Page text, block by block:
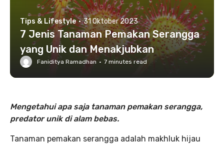
Tips & Lifestyle · 31 Oktober 2023
7 Jenis Tanaman Pemakan Serangga
yang Unik dan Menakjubkan
Faniditya Ramadhan · 7 minutes read
Mengetahui apa saja tanaman pemakan serangga,
predator unik di alam bebas.
Tanaman pemakan serangga adalah makhluk hijau